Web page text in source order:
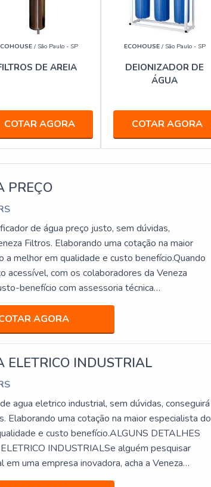
/ São Paulo - SP
DE AREIA
COTAR AGORA
ECOHOUSE/ São Paulo - SP
DEIONIZADOR DE
ÁGUA
COTAR AGORA
PREÇO
de água preço justo, sem dúvidas,
Filtros. Elaborando uma cotação na maior
melhor em qualidade e custo benefício.Quando
acessível, com os colaboradores da Veneza
benefício com assessoria técnica
PURIFICADOR DE...
AGORA
ELETRICO INDUSTRIAL
agua eletrico industrial, sem dúvidas, conseguirá
Elaborando uma cotação na maior especialista do
e custo benefício.ALGUNS DETALHES
INDUSTRIALSe alguém pesquisar
uma empresa inovadora, acha a Veneza
de pr...